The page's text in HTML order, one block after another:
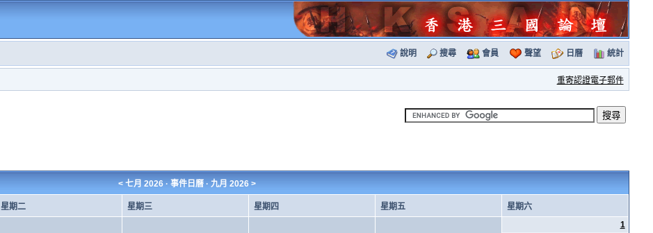
說明 搜尋 會員 聲望 日曆 統計
重寄認證電子郵件
<七月 2026 · 事件日曆 ·九月 2026 >
星期二 星期三 星期四 星期五
星期六
1